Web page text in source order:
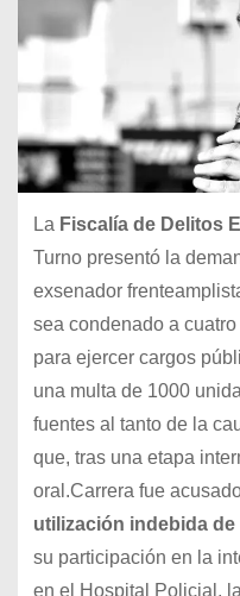
La Fiscalía de Delitos
Turno presentó la
exsenador
sea condenado a
para ejercer cargos
una multa de 1000
fuentes al tanto de la
que, tras una etapa
oral.Carrera fue
utilización indebida
su participación en la
en el Hospital Policial,